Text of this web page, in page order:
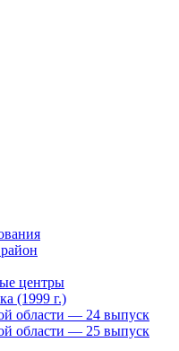
центры
(1999 г.)
области — 24 выпуск
области — 25 выпуск